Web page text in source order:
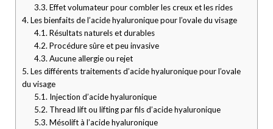
3.3. Effet volumateur pour combler les creux et les rides
4. Les bienfaits de l’acide hyaluronique pour l’ovale du visage
4.1. Résultats naturels et durables
4.2. Procédure sûre et peu invasive
4.3. Aucune allergie ou rejet
5. Les différents traitements d’acide hyaluronique pour l’ovale
du visage
5.1. Injection d’acide hyaluronique
5.2. Thread lift ou lifting par fils d’acide hyaluronique
5.3. Mésolift à l’acide hyaluronique